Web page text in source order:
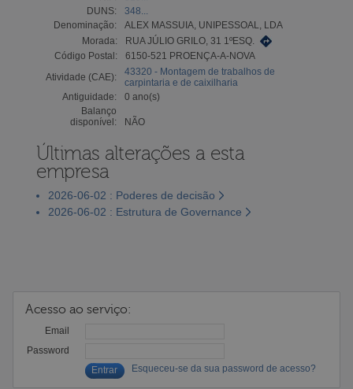
DUNS:
348...
Denominação:
ALEX MASSUIA, UNIPESSOAL, LDA
Morada:
RUA JÚLIO GRILO, 31 1ºESQ.
Código Postal:
6150-521 PROENÇA-A-NOVA
Atividade (CAE):
43320 - Montagem de trabalhos de
carpintaria e de caixilharia
Antiguidade:
0 ano(s)
Balanço
disponível:
NÃO
Últimas alterações a esta
empresa
2026-06-02 : Poderes de decisão
2026-06-02 : Estrutura de Governance
Acesso ao serviço:
Email
Password
Esqueceu-se da sua password de acesso?